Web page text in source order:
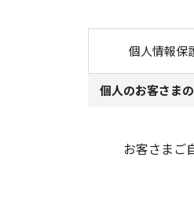
個人情報保
個人のお客さま
お客さまご